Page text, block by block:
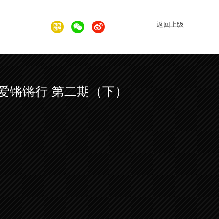
返回上级
锵锵行 第二期（下）